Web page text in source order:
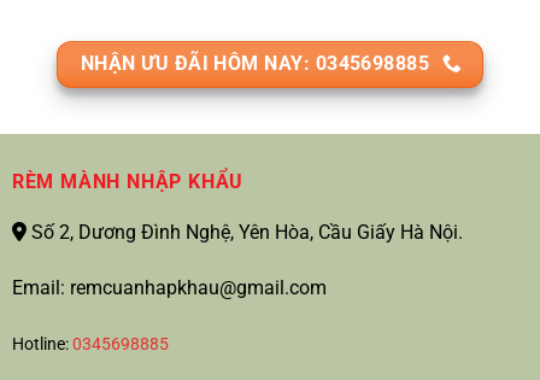
NHẬN ƯU ĐÃI HÔM NAY: 0345698885
RÈM MÀNH NHẬP KHẨU
Số 2, Dương Đình Nghệ, Yên Hòa, Cầu Giấy Hà Nội.
Email: remcuanhapkhau@gmail.com
Hotline:0345698885